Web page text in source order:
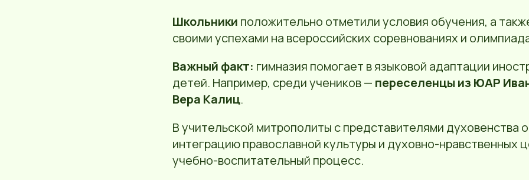
Школьники положительно отметили условия обучения, а
своими успехами на всероссийских соревнованиях и
Важный факт: гимназия помогает в языковой адаптации
детей. Например, среди учеников — переселенцы из ЮАР
Вера Калиц.
В учительской митрополиты с представителями духовенства
интеграцию православной культуры и духовно-нравственных
учебно-воспитательный процесс.